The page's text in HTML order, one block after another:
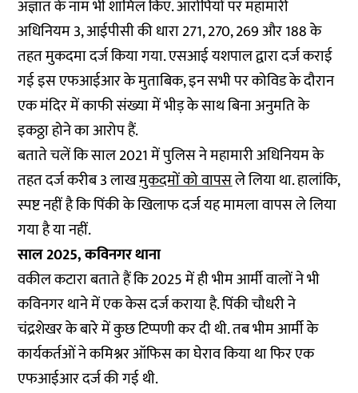
अज्ञात के नाम भी शामिल किए. आरोपियों पर महामारी
अधिनियम 3, आईपीसी की धारा 271, 270, 269 और 188 के
तहत मुकदमा दर्ज किया गया. एसआई यशपाल द्वारा दर्ज कराई
गई इस एफआईआर के मुताबिक, इन सभी पर कोविड के दौरान
एक मंदिर में काफी संख्या में भीड़ के साथ बिना अनुमति के
इकठ्ठा होने का आरोप हैं.
बताते चलें कि साल 2021 में पुलिस ने महामारी अधिनियम के
तहत दर्ज करीब 3 लाखमुकदमों को वापसले लिया था. हालांकि,
स्पष्ट नहीं है कि पिंकी के खिलाफ दर्ज यह मामला वापस ले लिया
गया है या नहीं.
साल 2025, कविनगर थाना
वकील कटारा बताते हैं कि 2025 में ही भीम आर्मी वालों ने भी
कविनगर थाने में एक केस दर्ज कराया है. पिंकी चौधरी ने
चंद्रशेखर के बारे में कुछ टिप्पणी कर दी थी. तब भीम आर्मी के
कार्यकर्तओं ने कमिश्नर ऑफिस का घेराव किया था फिर एक
एफआईआर दर्ज की गई थी.